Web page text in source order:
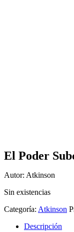
El Poder
Autor: Atkinson
Sin existencias
Categoría: Atkinson
Descripción